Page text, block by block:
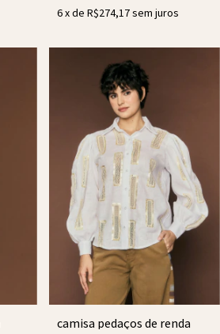
6x de R$274,17sem juros
camisa pedaços de renda